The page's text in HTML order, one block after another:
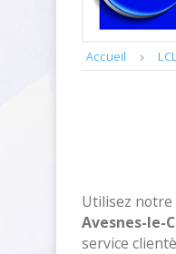
Accueil
Utilisez
Avesnes-le-
service